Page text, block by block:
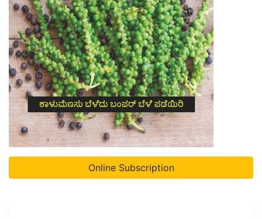
Online Subscription